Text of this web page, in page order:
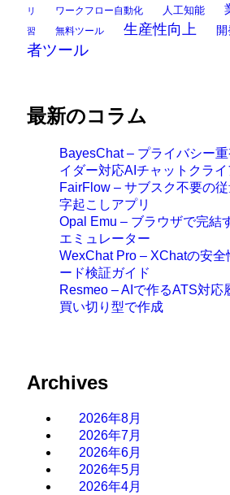
リ
ワークフロー自動化 人工知能
習 無料ツール 生産性向上
者ツール
最新のコラム
BayesChat – プライバシー
イダー対応AIチャットクライ
FairFlow – サブスク不要の
字起こしアプリ
Opal Emu – ブラウザで完結
エミュレーター
WexChat Pro – XChatの安全
ード検証ガイド
Resmeo – AIで作るATS対応
買い切り型で作成
Archives
2026年8月
2026年7月
2026年6月
2026年5月
2026年4月